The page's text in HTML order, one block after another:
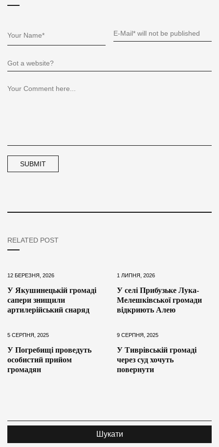
RELATED POST
12 БЕРЕЗНЯ, 2026
У Якушинецькій громаді
сапери знищили
артилерійський снаряд
1 ЛИПНЯ, 2026
У селі Прибузьке Лука-
Мелешківської громади
відкриють Алею
5 СЕРПНЯ, 2025
У Погребищі проведуть
особистий прийом
громадян
9 СЕРПНЯ, 2025
У Тиврівській громаді
через суд хочуть
повернути